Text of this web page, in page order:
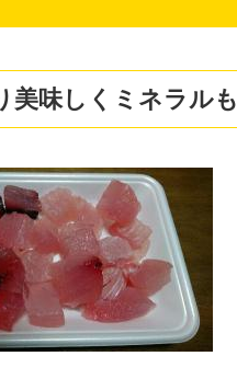
美味しくミネラルも